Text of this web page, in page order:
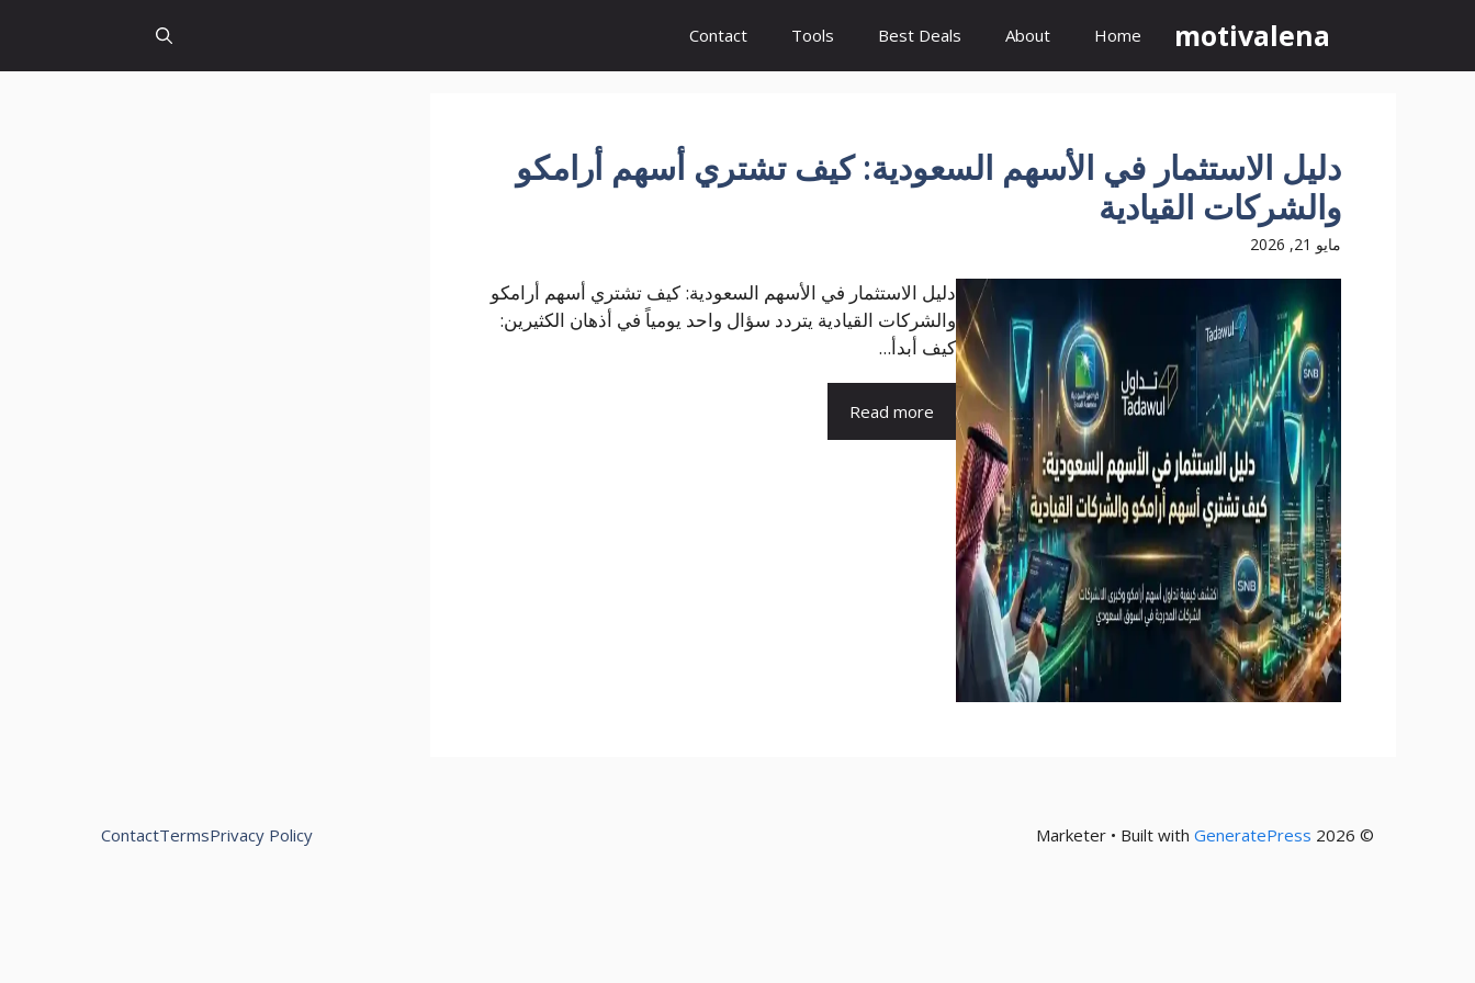
المحتوى
motivalena
Home
About
Best Deals
Tools
Contact
دليل الاستثمار في الأسهم السعودية: كيف تشتري أسهم أرامكو
والشركات القيادية
مايو 21, 2026
دليل الاستثمار في الأسهم السعودية: كيف تشتري أسهم أرامكو
والشركات القيادية يتردد سؤال واحد يومياً في أذهان الكثيرين:
كيف أبدأ...
Read more
© 2026 Marketer • Built with
GeneratePress
Privacy Policy
Terms
Contact